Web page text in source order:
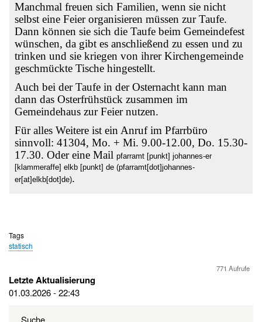
Manchmal freuen sich Familien, wenn sie nicht
selbst eine Feier organisieren müssen zur Taufe.
Dann können sie sich die Taufe beim Gemeindefest
wünschen, da gibt es anschließend zu essen und zu
trinken und sie kriegen von ihrer Kirchengemeinde
geschmückte Tische hingestellt.
Auch bei der Taufe in der Osternacht kann man
dann das Osterfrühstück zusammen im
Gemeindehaus zur Feier nutzen.
Für alles Weitere ist ein Anruf im Pfarrbüro
sinnvoll: 41304, Mo. + Mi. 9.00-12.00, Do. 15.30-
17.30. Oder eine Mail pfarramt [punkt] johannes-er
[klammeraffe] elkb [punkt] de (pfarramt[dot]johannes-
er[at]elkb[dot]de).
Tags
statisch
771 Aufrufe
Letzte Aktualisierung
01.03.2026 - 22:43